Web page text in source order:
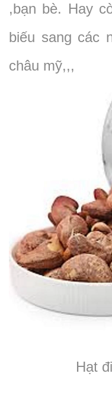
,bạn bè. Hay
biếu sang các
châu mỹ,,,
Hạt